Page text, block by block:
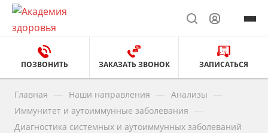
ПОЗВОНИТЬ ЗАКАЗАТЬ ЗВОНОК ЗАПИСАТЬСЯ
Главная Наши направления Анализы
Иммунитет и аутоиммунные заболевания
Диагностика системных и аутоиммунных заболеваний